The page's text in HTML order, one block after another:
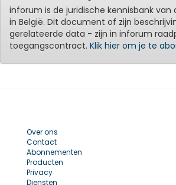
inforum is de juridische kennisbank van
in België. Dit document of zijn
gerelateerde data - zijn in inforum
toegangscontract. Klik hier om je te
Over ons
Contact
Abonnementen
Producten
Privacy
Diensten